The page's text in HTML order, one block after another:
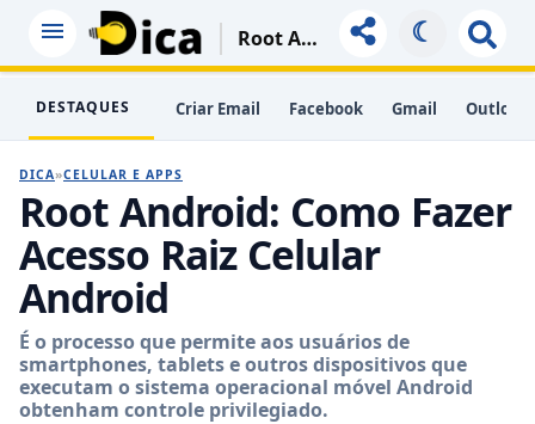
Root Android: Como Fazer Acesso Raiz Celular Android ☾
DESTAQUES Criar Email Facebook Gmail Outlook
DICA»CELULAR E APPS
Root Android: Como Fazer
Acesso Raiz Celular
Android
É o processo que permite aos usuários de
smartphones, tablets e outros dispositivos que
executam o sistema operacional móvel Android
obtenham controle privilegiado.